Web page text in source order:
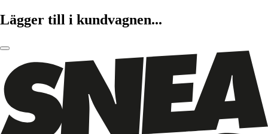
Lägger till i kundvagnen...